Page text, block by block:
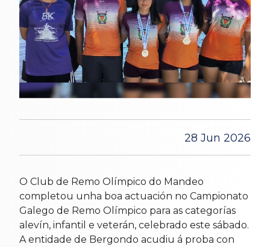
28 Jun 2026
O Club de Remo Olímpico do Mandeo
completou unha boa actuación no Campionato
Galego de Remo Olímpico para as categorías
alevín, infantil e veterán, celebrado este sábado.
A entidade de Bergondo acudiu á proba con